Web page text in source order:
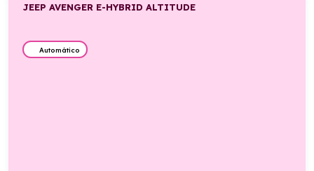
JEEP AVENGER E-HYBRID ALTITUDE
Automático